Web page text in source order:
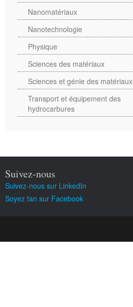
Nanomatériaux
Nanotechnologie
Physique
Sciences des matériaux
Sciences et génie des matériaux
Transport et équipement des
hydrocarbures
Suivez-nous
Suivez-nous sur LinkedIn
Soyez fan sur Facebook